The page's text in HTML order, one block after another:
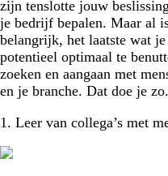
zijn tenslotte jouw
je bedrijf bepalen. Maar al
belangrijk, het laatste wat
potentieel optimaal te
zoeken en aangaan met
en je branche. Dat doe je zo.
1. Leer van collega’s met